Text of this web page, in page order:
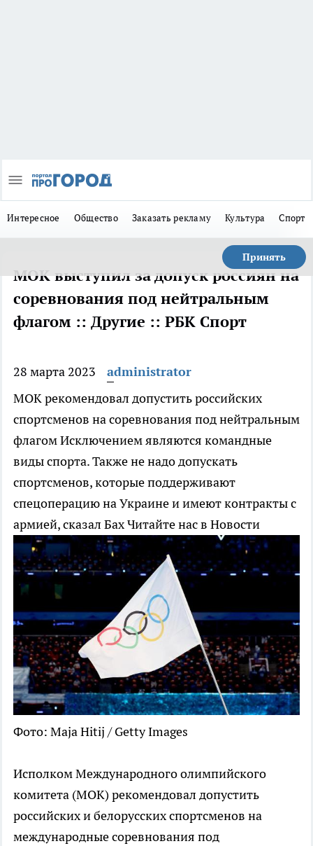
Интересное Общество Заказать рекламу Культура Спорт
Принять
МОК выступил за допуск россиян на
соревнования под нейтральным
флагом :: Другие :: РБК Спорт
28 марта 2023
administrator
МОК рекомендовал допустить российских
спортсменов на соревнования под нейтральным
флагомИсключением являются командные
виды спорта. Также не надо допускать
спортсменов, которые поддерживают
спецоперацию на Украине и имеют контракты с
армией, сказал БахЧитайте нас в Новости
Фото: Maja Hitij / Getty Images
Исполком Международного олимпийского
комитета (МОК) рекомендовал допустить
российских и белорусских спортсменов на
международные соревнования под